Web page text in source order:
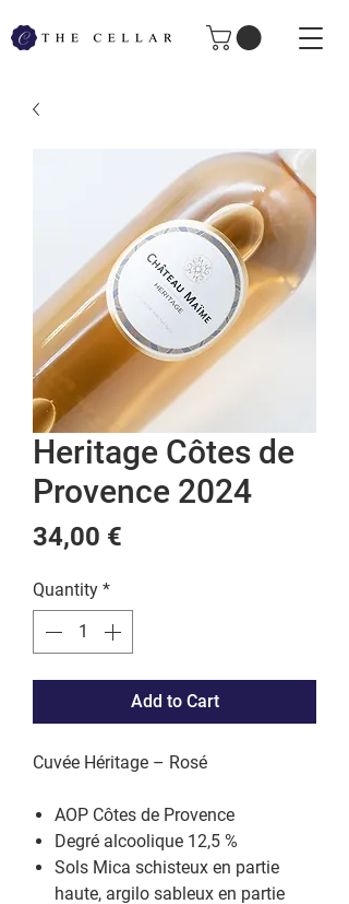
Heritage Côtes de
Provence 2024
34,00 €
Quantity *
Add to Cart
Cuvée Héritage – Rosé
AOP Côtes de Provence
Degré alcoolique 12,5 %
Sols Mica schisteux en partie
haute, argilo sableux en partie